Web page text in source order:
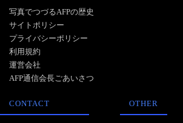
写真でつづるAFPの歴史
サイトポリシー
プライバシーポリシー
利用規約
運営会社
AFP通信会長ごあいさつ
CONTACT OTHER